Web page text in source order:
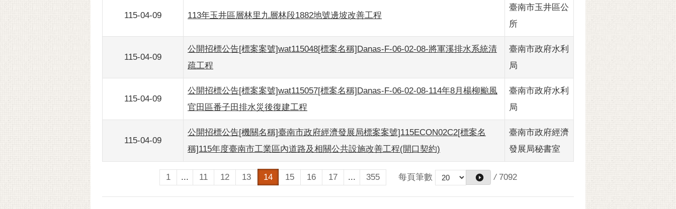
115-04-09 113年玉井區層林里九層林段1882地號邊坡改善工程
臺南市玉井區公
所
115-04-09
公開招標公告[標案案號]wat115048[標案名稱]Danas-F-06-02-08-將軍溪排水系統清
疏工程
臺南市政府水利
局
115-04-09
公開招標公告[標案案號]wat115057[標案名稱]Danas-F-06-02-08-114年8月楊柳颱風
官田區番子田排水災後復建工程
臺南市政府水利
局
115-04-09
公開招標公告[機關名稱]臺南市政府經濟發展局標案案號]115ECON02C2[標案名
稱]115年度臺南市工業區內道路及相關公共設施改善工程(開口契約)
臺南市政府經濟
發展局秘書室
1 ... 11 12 13 14 15 16 17 ... 355 每頁筆數 / 7092